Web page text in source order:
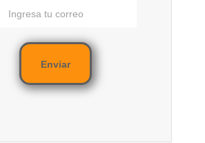
Enviar